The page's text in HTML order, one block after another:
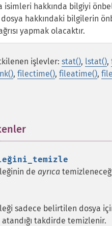
hakkında bilgiyi
dosya hakkındaki bilgilerin
yapmak olacaktır.
işlevler: stat(), lstat(),
, filectime(), fileatime(),
de ayrıca
sadece belirtilen dosya
atandığı takdirde temizlenir.